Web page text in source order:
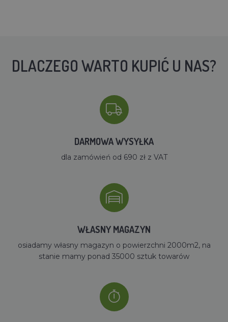
DLACZEGO WARTO KUPIĆ U NAS?
DARMOWA WYSYŁKA
dla zamówień od 690 zł z VAT
WŁASNY MAGAZYN
osiadamy własny magazyn o powierzchni 2000m2, na
stanie mamy ponad 35000 sztuk towarów